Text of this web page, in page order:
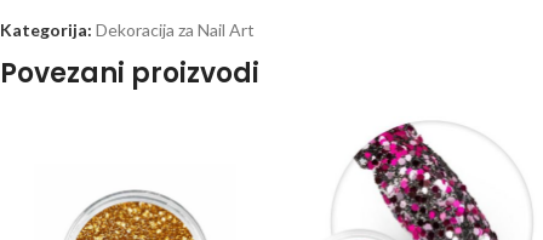
Kategorija: Dekoracija za Nail Art
Povezani proizvodi